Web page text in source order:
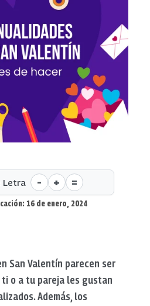
Letra - + =
16 de enero, 2024
San Valentín parecen ser
ti o a tu pareja les gustan
Además, los